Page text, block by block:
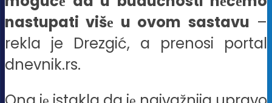
nastupati višе u ovom sastavu –
rekla je Drezgić, a prenosi portal
dnevnik.rs.